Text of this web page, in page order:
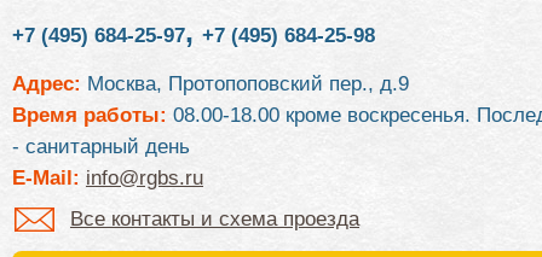
+7 (495) 684-25-97, +7 (495) 684-25-98
Адрес: Москва, Протопоповский пер., д.9
Время работы: 08.00-18.00 кроме воскресенья.
- санитарный день
E-Mail: info@rgbs.ru
Все контакты и схема проезда